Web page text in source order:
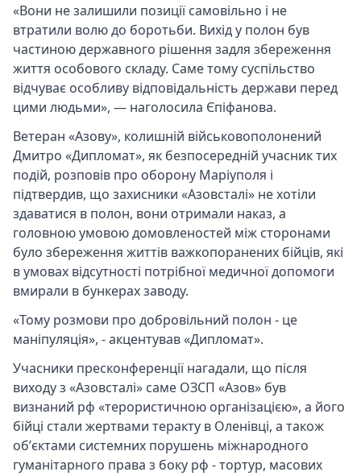
«Вони не залишили позиції самовільно і не
втратили волю до боротьби. Вихід у полон був
частиною державного рішення задля збереження
життя особового складу. Саме тому суспільство
відчуває особливу відповідальність держави перед
цими людьми», — наголосила Єпіфанова.
Ветеран «Азову», колишній військовополонений
Дмитро «Дипломат», як безпосередній учасник тих
подій, розповів про оборону Маріуполя і
підтвердив, що захисники «Азовсталі» не хотіли
здаватися в полон, вони отримали наказ, а
головною умовою домовленостей між сторонами
було збереження життів важкопоранених бійців, які
в умовах відсутності потрібної медичної допомоги
вмирали в бункерах заводу.
«Тому розмови про добровільний полон - це
маніпуляція», - акцентував «Дипломат».
Учасники пресконференції нагадали, що після
виходу з «Азовсталі» саме ОЗСП «Азов» був
визнаний рф «терористичною організацією», а його
бійці стали жертвами теракту в Оленівці, а також
обʼєктами системних порушень міжнародного
гуманітарного права з боку рф - тортур, масових